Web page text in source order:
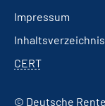
Impressum
Inhaltsverzeichnis
CERT
© Deutsche